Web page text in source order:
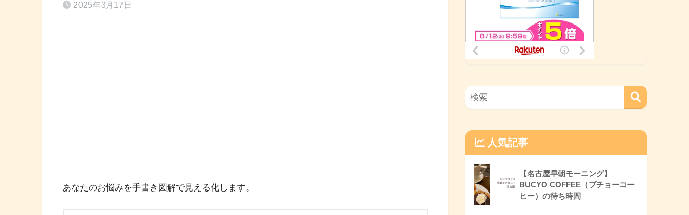
2025年3月17日
あなたのお悩みを手書き図解で見える化します。
人気記事
【名古屋早朝モーニング】
BUCYO COFFEE（ブチョーコー
ヒー）の待ち時間